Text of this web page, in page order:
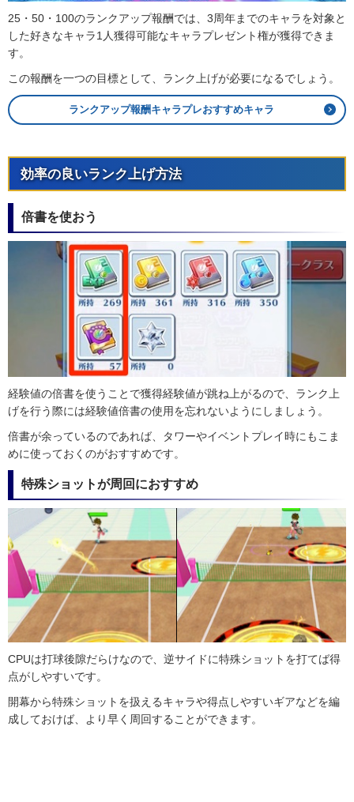
25・50・100のランクアップ報酬では、3周年までのキャラを対象と
した好きなキャラ1人獲得可能なキャラプレゼント権が獲得できま
す。
この報酬を一つの目標として、ランク上げが必要になるでしょう。
ランクアップ報酬キャラプレおすすめキャラ
効率の良いランク上げ方法
倍書を使おう
経験値の倍書を使うことで獲得経験値が跳ね上がるので、ランク上
げを行う際には経験値倍書の使用を忘れないようにしましょう。
倍書が余っているのであれば、タワーやイベントプレイ時にもこま
めに使っておくのがおすすめです。
特殊ショットが周回におすすめ
CPUは打球後隙だらけなので、逆サイドに特殊ショットを打てば得
点がしやすいです。
開幕から特殊ショットを扱えるキャラや得点しやすいギアなどを編
成しておけば、より早く周回することができます。